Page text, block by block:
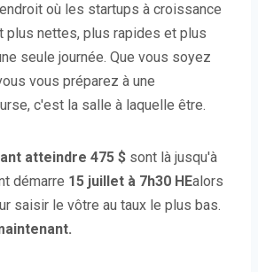
où les startups à croissance
plus nettes, plus rapides et plus
seule journée. Que vous soyez
vous préparez à une
c'est la salle à laquelle être.
atteindre 475 $ sont là jusqu'à
démarre 15 juillet à 7h30 HEalors
saisir le vôtre au taux le plus bas.